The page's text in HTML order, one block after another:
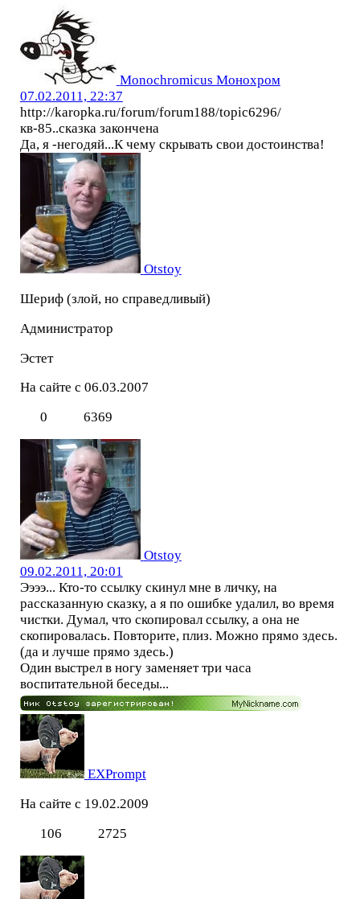
Monochromicus Монохром
07.02.2011, 22:37
http://karopka.ru/forum/forum188/topic6296/
кв-85..сказка закончена
Да, я -негодяй...К чему скрывать свои достоинства!
Otstoy
Шериф (злой, но справедливый)
Администратор
Эстет
На сайте с 06.03.2007
0
6369
Otstoy
09.02.2011, 20:01
Ээээ... Кто-то ссылку скинул мне в личку, на
рассказанную сказку, а я по ошибке удалил, во время
чистки. Думал, что скопировал ссылку, а она не
скопировалась. Повторите, плиз. Можно прямо здесь.
(да и лучше прямо здесь.)
Один выстрел в ногу заменяет три часа
воспитательной беседы...
EXPrompt
На сайте с 19.02.2009
106
2725